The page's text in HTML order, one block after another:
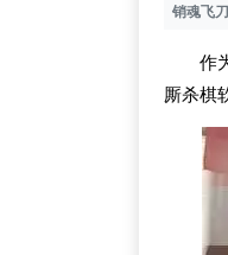
销魂飞刀
作
厮杀棋